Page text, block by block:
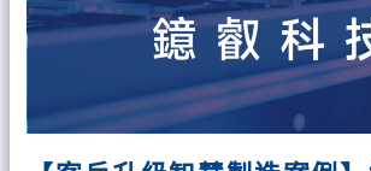
助
攻
業
數